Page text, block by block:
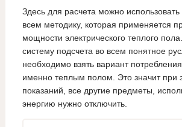
Здесь для расчета можно
всем методику, которая применяется
мощности электрического теплого
систему подсчета во всем понятное
необходимо взять вариант
именно теплым полом. Это значит при
показаний, все другие предметы,
энергию нужно отключить.